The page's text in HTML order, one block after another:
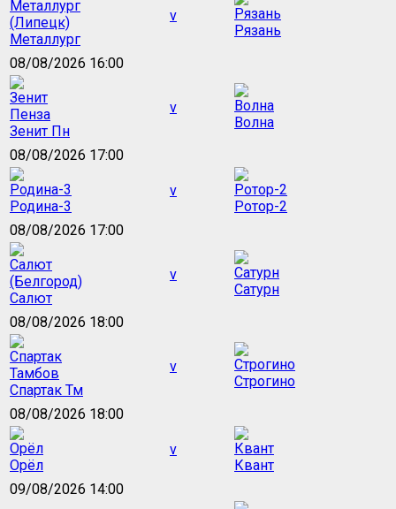
Металлург
v
Рязань
08/08/2026 16:00
Зенит Пн
v
Волна
08/08/2026 17:00
Родина-3
v
Ротор-2
08/08/2026 17:00
Салют
v
Сатурн
08/08/2026 18:00
Спартак Тм
v
Строгино
08/08/2026 18:00
Орёл
v
Квант
09/08/2026 14:00